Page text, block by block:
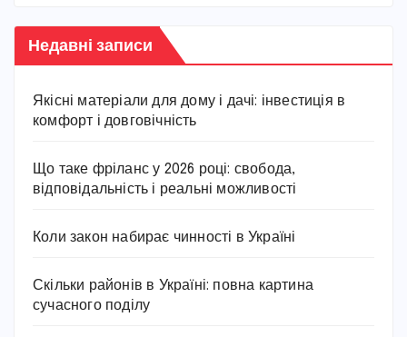
Недавні записи
Якісні матеріали для дому і дачі: інвестиція в
комфорт і довговічність
Що таке фріланс у 2026 році: свобода,
відповідальність і реальні можливості
Коли закон набирає чинності в Україні
Скільки районів в Україні: повна картина
сучасного поділу